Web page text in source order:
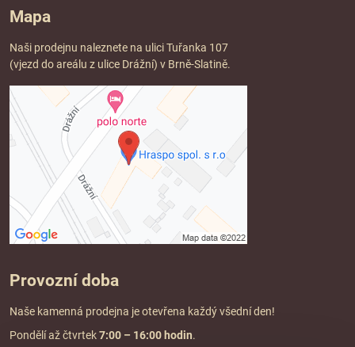
Mapa
Naši prodejnu naleznete na ulici Tuřanka 107
(vjezd do areálu z ulice Drážní) v Brně-Slatině.
Provozní doba
Naše kamenná prodejna je otevřena každý všední den!
Pondělí až čtvrtek7:00 – 16:00 hodin.